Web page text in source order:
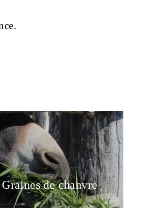
Graines de chanvre